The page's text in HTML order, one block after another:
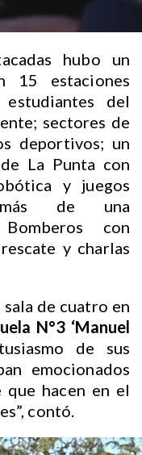
hubo un
15 estaciones
del
sectores de
deportivos; un
La Punta con
y juegos
de una
con
y charlas
de cuatro en
N°3 ‘Manuel
de sus
emocionados
hacen en el
contó.